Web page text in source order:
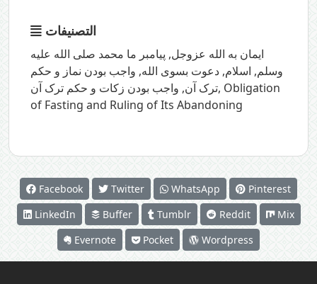
التصنيفات
ایمان به الله عزوجل, پیامبر ما محمد صلی الله علیه
وسلم, اسلام, دعوت بسوی الله, واجب بودن نماز و حکم
ترک آن, واجب بودن زکات و حکم ترک آن , Obligation
of Fasting and Ruling of Its Abandoning
Facebook Twitter WhatsApp
Pinterest
LinkedIn
Buffer Tumblr Reddit
Mix
Evernote
Pocket Wordpress